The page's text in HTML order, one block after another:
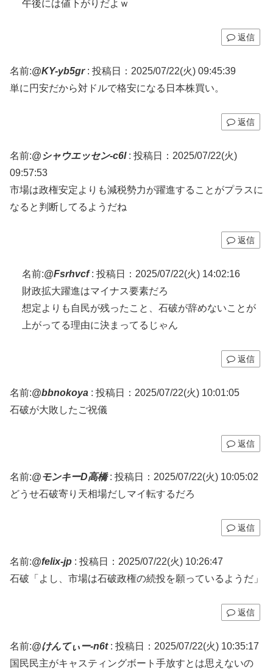
午後には値下がりだよｗ
返信
名前:@KY-yb5gr: 投稿日：2025/07/22(火) 09:45:39
単に円安だから対ドルで格安になる日本株買い。
返信
名前:@シャウエッセン-c6l: 投稿日：2025/07/22(火)
09:57:53
市場は政権安定よりも減税勢力が躍進することがプラスに
なると判断してるようだね
返信
名前:@Fsrhvcf: 投稿日：2025/07/22(火) 14:02:16
財政拡大躍進はマイナス要素だろ
想定よりも自民が残ったこと、石破が辞めないことが
上がってる理由に決まってるじゃん
返信
名前:@bbnokoya : 投稿日：2025/07/22(火) 10:01:05
石破が大敗したご祝儀
返信
名前:@モンキーD高橋: 投稿日：2025/07/22(火) 10:05:02
どうせ石破寄り天相場だしマイ転するだろ
返信
名前:@felix-jp : 投稿日：2025/07/22(火) 10:26:47
石破「よし、市場は石破政権の続投を願っているようだ」
返信
名前:@けんてぃー-n6t: 投稿日：2025/07/22(火) 10:35:17
国民民主がキャスティングボート手放すとは思えないの